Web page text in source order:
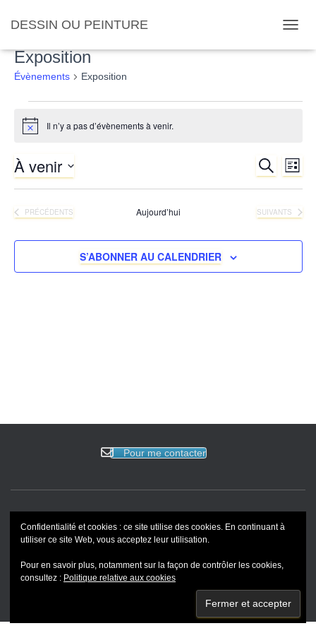
DESSIN OU PEINTURE
Exposition
Évènements Exposition
Évènements
Notice Il n’y a pas d’évènements à venir.
de
LISTE
À venir
date.ÉVÈNEMENTS
PRÉCÉDENTS Aujourd’hui ÉVÈNEMENTS
SUIVANTS
S’ABONNER AU CALENDRIER
Pour me contacter
ACCUEIL EVENEMENTS BLOG REVUE DE PRESSE
ThemeIsle
Confidentialité et cookies : ce site utilise des cookies. En continuant à
utiliser ce site Web, vous acceptez leur utilisation.
Pour en savoir plus, notamment sur la façon de contrôler les cookies,
consultez : Politique relative aux cookies